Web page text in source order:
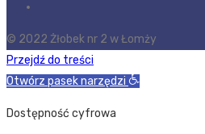
© 2022 Żłobek nr 2 w Łomży
Przejdź do treści
Otwórz pasek narzędzi
Dostępność cyfrowa